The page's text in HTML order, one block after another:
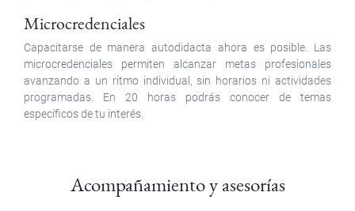
Microcredenciales
Capacitarse de manera autodidacta ahora es posible. Las
microcredenciales permiten alcanzar metas profesionales
avanzando a un ritmo individual, sin horarios ni actividades
programadas. En 20 horas podrás conocer de temas
específicos de tu interés.
Acompañamiento y asesorías